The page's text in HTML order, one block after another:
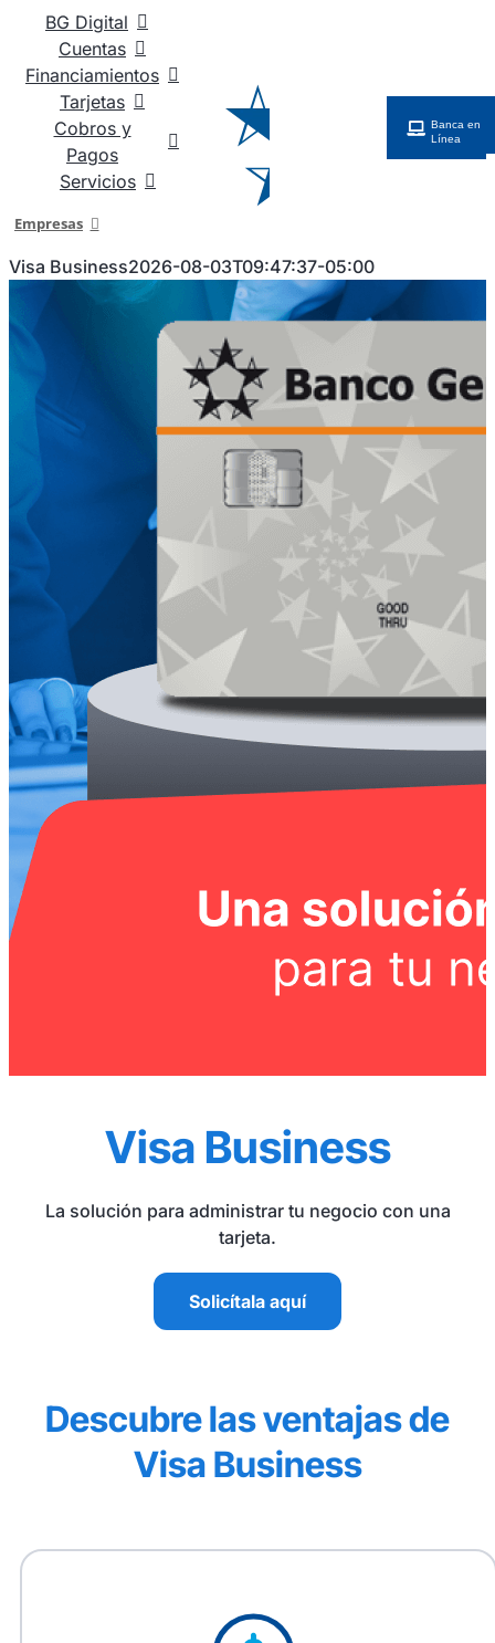
Saltar
contenido
BG Digital
Cuentas
Financiamientos
Tarjetas
Cobros y
Pagos
Servicios
Empresas
Banca en
Línea
Visa Business2026-08-03T09:47:37-05:00
Visa Business
La solución para administrar tu negocio con una
tarjeta.
Solicítala aquí
Descubre las ventajas de
Visa Business